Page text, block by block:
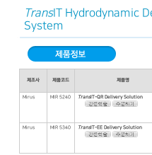
TransIT Hydrodynamic
System
제조사 제품코드 제품명
Mirus MIR 5240 Trans IT-QR Delivery Solution
Mirus MIR 5340 Trans IT-EE Delivery Solution